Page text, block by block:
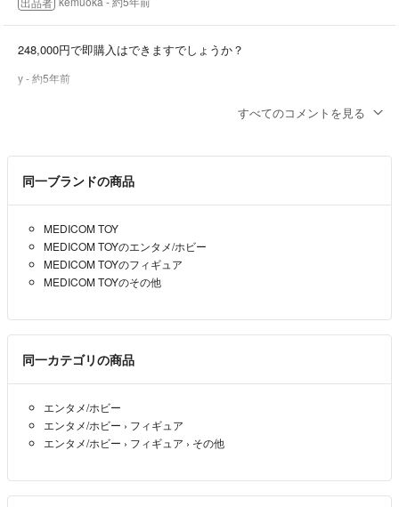
248,000円で即購入はできますでしょうか？
y- 約5年前
y- 約5年前
すいません。
厳しいです(＞＜)
出品者 kemuoka- 約5年前
出品者 kemuoka- 約5年前
245000できますか
chen yuhsiang- 約5年前
すべてのコメントを見る
同一ブランドの商品
MEDICOM TOY
MEDICOM TOYのエンタメ/ホビー
MEDICOM TOYのフィギュア
MEDICOM TOYのその他
同一カテゴリの商品
エンタメ/ホビー
エンタメ/ホビー › フィギュア
エンタメ/ホビー › フィギュア › その他